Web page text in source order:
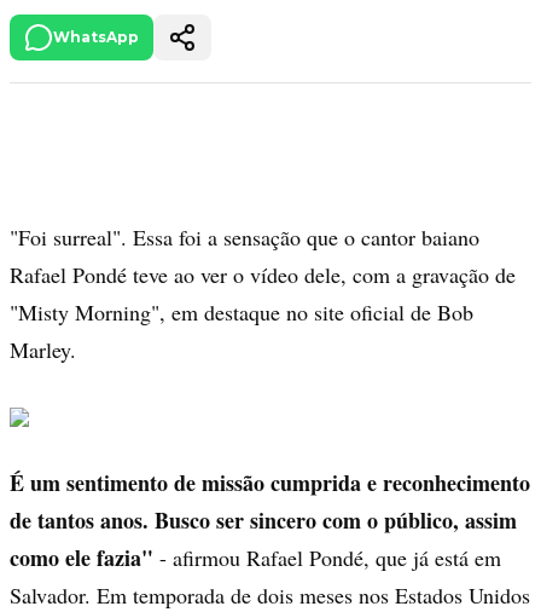
WhatsApp
"Foi surreal". Essa foi a sensação que o cantor baiano
Rafael Pondé teve ao ver o vídeo dele, com a gravação de
"Misty Morning", em destaque no site oficial de Bob
Marley.
É um sentimento de missão cumprida e reconhecimento
de tantos anos. Busco ser sincero com o público, assim
como ele fazia" - afirmou Rafael Pondé, que já está em
Salvador. Em temporada de dois meses nos Estados Unidos